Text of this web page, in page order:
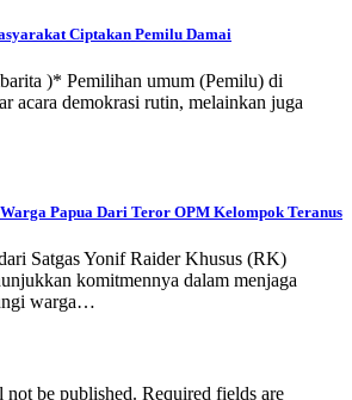
Ciptakan Pemilu Damai
)* Pemilihan umum (Pemilu) di
acara demokrasi rutin, melainkan juga
Papua Dari Teror OPM Kelompok Teranus
Satgas Yonif Raider Khusus (RK)
komitmennya dalam menjaga
warga…
not be published. Required fields are